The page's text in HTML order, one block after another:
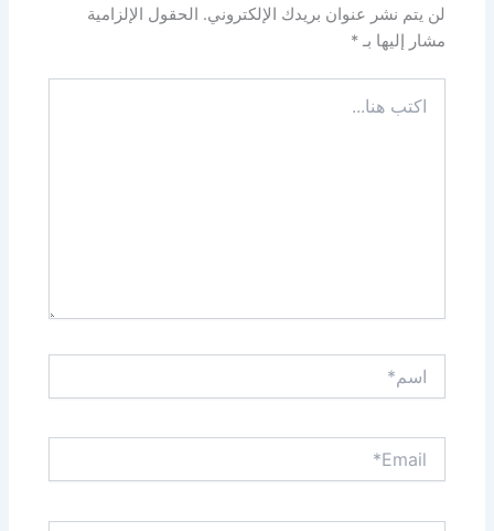
لن يتم نشر عنوان بريدك الإلكتروني. الحقول الإلزامية
مشار إليها بـ*
هنا...